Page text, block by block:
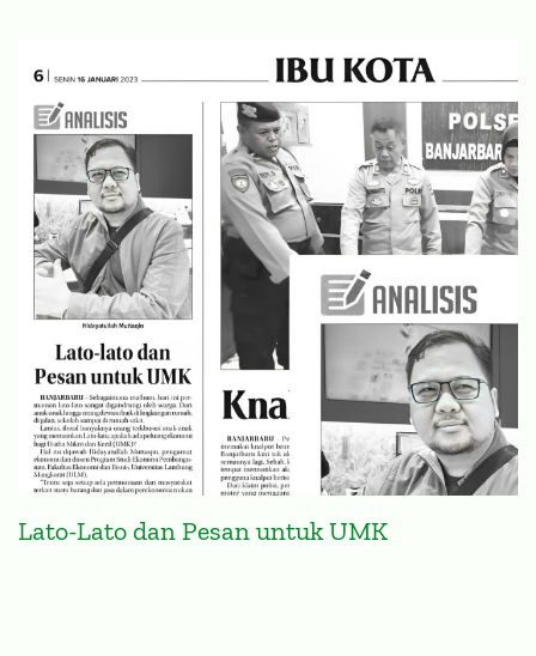
Lato-Lato dan Pesan untuk UMK